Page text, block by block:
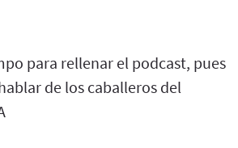
para rellenar el podcast, pues
de los caballeros del